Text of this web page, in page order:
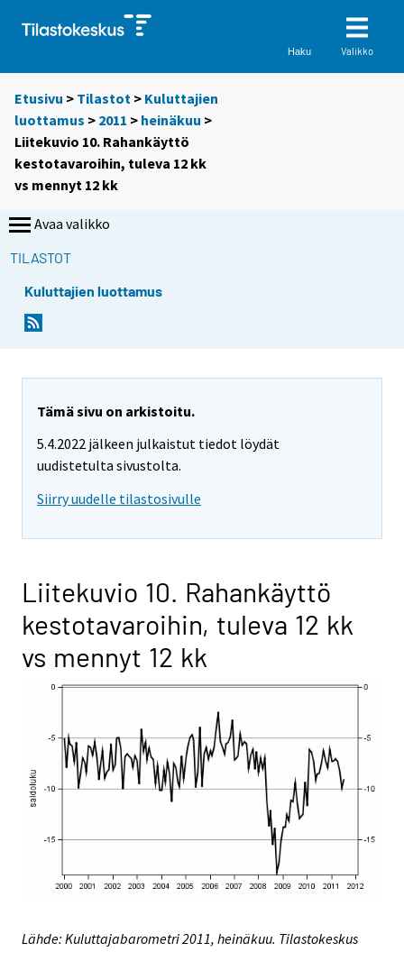
Haku Valikko
Etusivu > Tilastot > Kuluttajien
luottamus > 2011 > heinäkuu >
Liitekuvio 10. Rahankäyttö
kestotavaroihin, tuleva 12 kk
vs mennyt 12 kk
Avaa valikko
TILASTOT
Kuluttajien luottamus
Tämä sivu on arkistoitu.
5.4.2022 jälkeen julkaistut tiedot löydät
uudistetulta sivustolta.
Siirry uudelle tilastosivulle
Liitekuvio 10. Rahankäyttö
kestotavaroihin, tuleva 12 kk
vs mennyt 12 kk
Lähde: Kuluttajabarometri 2011, heinäkuu. Tilastokeskus